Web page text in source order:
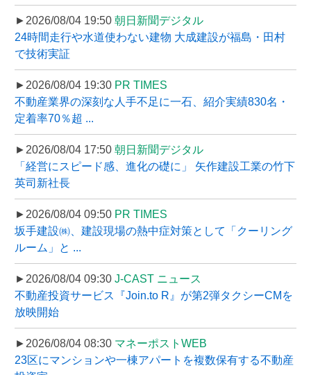
►2026/08/04 19:50 朝日新聞デジタル
24時間走行や水道使わない建物 大成建設が福島・田村
で技術実証
►2026/08/04 19:30 PR TIMES
不動産業界の深刻な人手不足に一石、紹介実績830名・
定着率70％超 ...
►2026/08/04 17:50 朝日新聞デジタル
「経営にスピード感、進化の礎に」 矢作建設工業の竹下
英司新社長
►2026/08/04 09:50 PR TIMES
坂手建設㈱、建設現場の熱中症対策として「クーリング
ルーム」と ...
►2026/08/04 09:30 J-CAST ニュース
不動産投資サービス『Join.to R』が第2弾タクシーCMを
放映開始
►2026/08/04 08:30 マネーポストWEB
23区にマンションや一棟アパートを複数保有する不動産